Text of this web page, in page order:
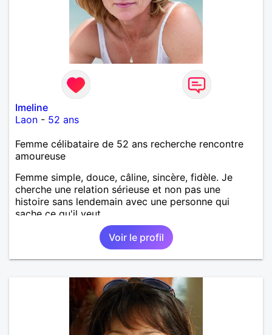
Imeline
Laon - 52 ans
Femme célibataire de 52 ans recherche rencontre
amoureuse
Femme simple, douce, câline, sincère, fidèle. Je
cherche une relation sérieuse et non pas une
histoire sans lendemain avec une personne qui
sache ce qu'il veut.
Voir le profil